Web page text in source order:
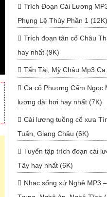
Trích Đoạn Cải Lương
Phụng Lệ Thủy Phần 1 (12K)
Trích đoạn tân cổ Châu
hay nhất (9K)
Tấn Tài, Mỹ Châu Mp3
Ca cổ Phương Cẩm Ngọc
lương dài hơi hay nhất (7K)
Cải lương tuồng cổ xưa
Tuấn, Giang Châu (6K)
Tuyển tập trích đoạn cải
Tây hay nhất (6K)
Nhạc sống xứ Nghệ MP3